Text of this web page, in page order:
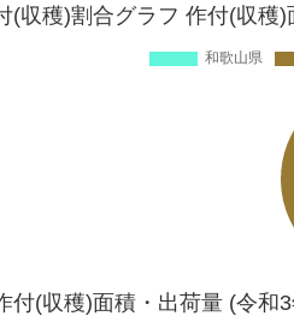
(収穫)割合グラフ 作付(収穫
付(収穫)面積・出荷量 (令和